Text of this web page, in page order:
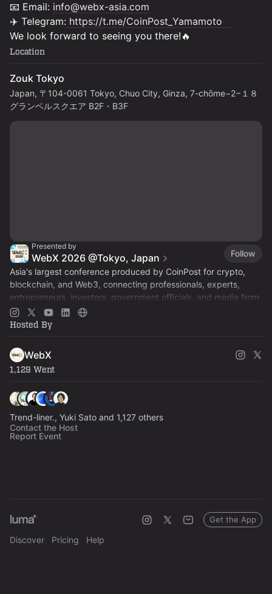
📧 Email: info@webx-asia.com
✈️ Telegram: https://t.me/CoinPost_Yamamoto
We look forward to seeing you there!🔥
Location
Zouk Tokyo
Japan, 〒104-0061 Tokyo, Chuo City, Ginza, 7-chōme−2−１８
グランベルスクエア B2F・B3F
Presented by
WebX 2026 @Tokyo, Japan
Follow
Asia's largest conference produced by CoinPost for crypto,
blockchain, and Web3, connecting professionals, experts,
entrepreneurs, investors, government officials, and media from
Japan and beyond.
Hosted By
WebX
1,129 Went
Trend-liner., Yuki Sato and 1,127 others
Contact the Host
Report Event
Discover Pricing Help
Get the App